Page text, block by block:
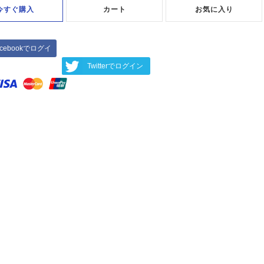
すぐ購入 カート お気に入り
でログイ
Twitterでログイン